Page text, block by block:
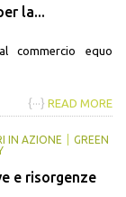
la...
commercio equo
{···} READ MORE
IN AZIONE
GREEN
e risorgenze